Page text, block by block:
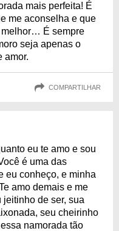
mais perfeita! É
me aconselha e que
melhor… É sempre
seja apenas o
amor.
COMPARTILHAR
eu te amo e sou
é uma das
eu conheço, e minha
amo demais e me
de ser, sua
seu cheirinho
namorada tão